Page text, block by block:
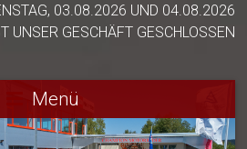
03.08.2026 UND 04.08.2026
UNSER GESCHÄFT GESCHLOSSEN
Menü